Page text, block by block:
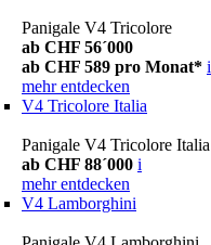
Panigale V4 Tricolore
ab CHF 56´000
ab CHF 589 pro Monat* i
mehr entdecken
V4 Tricolore Italia
Panigale V4 Tricolore Italia
ab CHF 88´000 i
mehr entdecken
V4 Lamborghini